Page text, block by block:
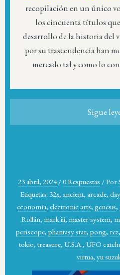
recopilación en un único
los cincuenta títulos que
desarrollo de la historia del
por su trascendencia han
mercado tal y como lo
Sigue
23 abril, 2024 /0 Respuestas /Por
Etiquetas: 32x, ancient, arcade,
economía, electronic arts, genesis,
Rollán, mark iii, master system,
periscope, phantasy star, pong, rez,
tokio, treasure, U.S.A., UFO
virtua, yu